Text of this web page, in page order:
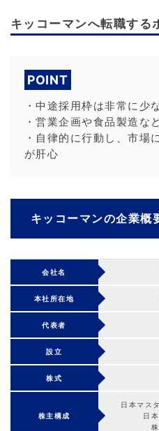
キッコーマンへ転職する
POINT
・中途採用枠は非常に少
・営業企画や食品製造な
・自律的に行動し、市場
が肝心
キッコーマンの企業概
会社名
本社所在地
代表者
設立
株式
株主構成
日本マス
日